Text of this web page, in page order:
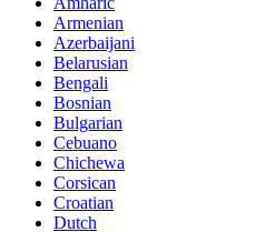
Armenian
Azerbaijani
Belarusian
Bengali
Bosnian
Bulgarian
Cebuano
Chichewa
Corsican
Croatian
Dutch